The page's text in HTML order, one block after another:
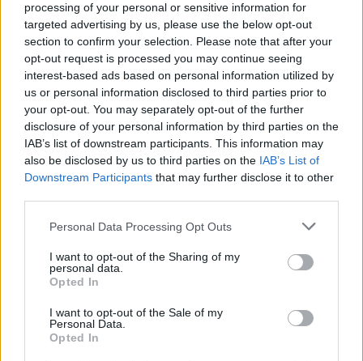
processing of your personal or sensitive information for
targeted advertising by us, please use the below opt-out
section to confirm your selection. Please note that after your
opt-out request is processed you may continue seeing
interest-based ads based on personal information utilized by
us or personal information disclosed to third parties prior to
your opt-out. You may separately opt-out of the further
disclosure of your personal information by third parties on the
IAB’s list of downstream participants. This information may
also be disclosed by us to third parties on the IAB’s List of
Downstream Participants that may further disclose it to other
Please note that this website/app uses one or more Google
not limited to your visit or usage behaviour. You may click to
grant or deny consent to Google and its third-party tags to
use your data for below specified purposes in below Google
consent section.
Personal Data Processing Opt Outs
I want to opt-out of the Sharing of my
personal data.
Opted In
I want to opt-out of the Sale of my
Personal Data.
Opted In
Για τις ευρωεκλογές, σημείωσε ότι ο στόχος του
ΣΥΡΙΖΑ-ΠΣ στις ευρωεκλογές είναι η πολιτική
ανατροπή: « Να πάψει η εικόνα της απόλυτης
κυριαρχίας του κ. Μητσοτάκη και να τεθούν οι
βάσεις για την προοδευτική αλλαγή. Αν ο ΣΥΡΙΖΑ-ΠΣ
δεν καταφέρει να βγει πρώτος, επιδιώκει τη μείωση
της ψαλίδας σε σχέση με τη ΝΔ, αλλά και τη μείωση
των ποσοστών του κυβερνώντος κόμματος. Σε
κάθε περίπτωση, ο ΣΥΡΙΖΑ-ΠΣ θα είναι πρώτο
κόμμα στις εθνικές εκλογές».